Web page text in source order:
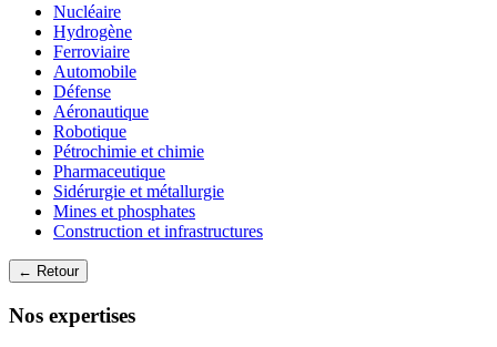
Nucléaire
Hydrogène
Ferroviaire
Automobile
Défense
Aéronautique
Robotique
Pétrochimie et chimie
Pharmaceutique
Sidérurgie et métallurgie
Mines et phosphates
Construction et infrastructures
← Retour
Nos expertises